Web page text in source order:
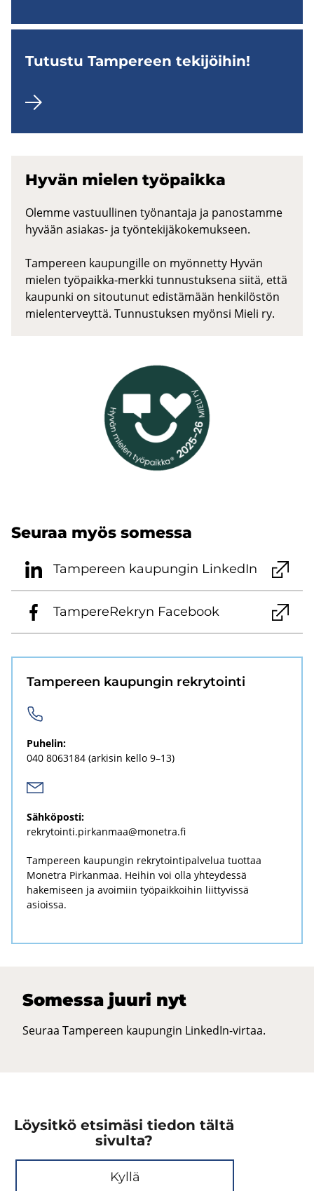
Tu­tus­tu Tam­pe­reen te­ki­jöi­hin!
Hyvän mie­len työ­paik­ka
Olemme vastuullinen työnantaja ja panostamme
hyvään asiakas- ja työntekijäkokemukseen.
Tampereen kaupungille on myönnetty Hyvän
mielen työpaikka-merkki tunnustuksena siitä, että
kaupunki on sitoutunut edistämään henkilöstön
mielenterveyttä. Tunnustuksen myönsi Mieli ry.
Seu­raa myös so­mes­sa
Tam­pe­reen kau­pun­gin Lin­ke­dIn
Tam­pe­re­Rek­ryn Face­book
Tam­pe­reen kau­pun­gin rek­ry­toin­ti
Pu­he­lin:
040 8063184 (ar­ki­sin kello 9–13)
Säh­kö­pos­ti:
rek­ry­toin­ti.pir­kan­maa@mo­net­ra.fi
Tampereen kaupungin rekrytointipalvelua tuottaa
Monetra Pirkanmaa. Heihin voi olla yhteydessä
hakemiseen ja avoimiin työpaikkoihin liittyvissä
asioissa.
So­mes­sa juuri nyt
Seuraa Tampereen kaupungin LinkedIn-virtaa.
Löysitkö etsimäsi tiedon tältä
sivulta?
Kyllä